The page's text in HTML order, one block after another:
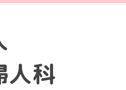
人科